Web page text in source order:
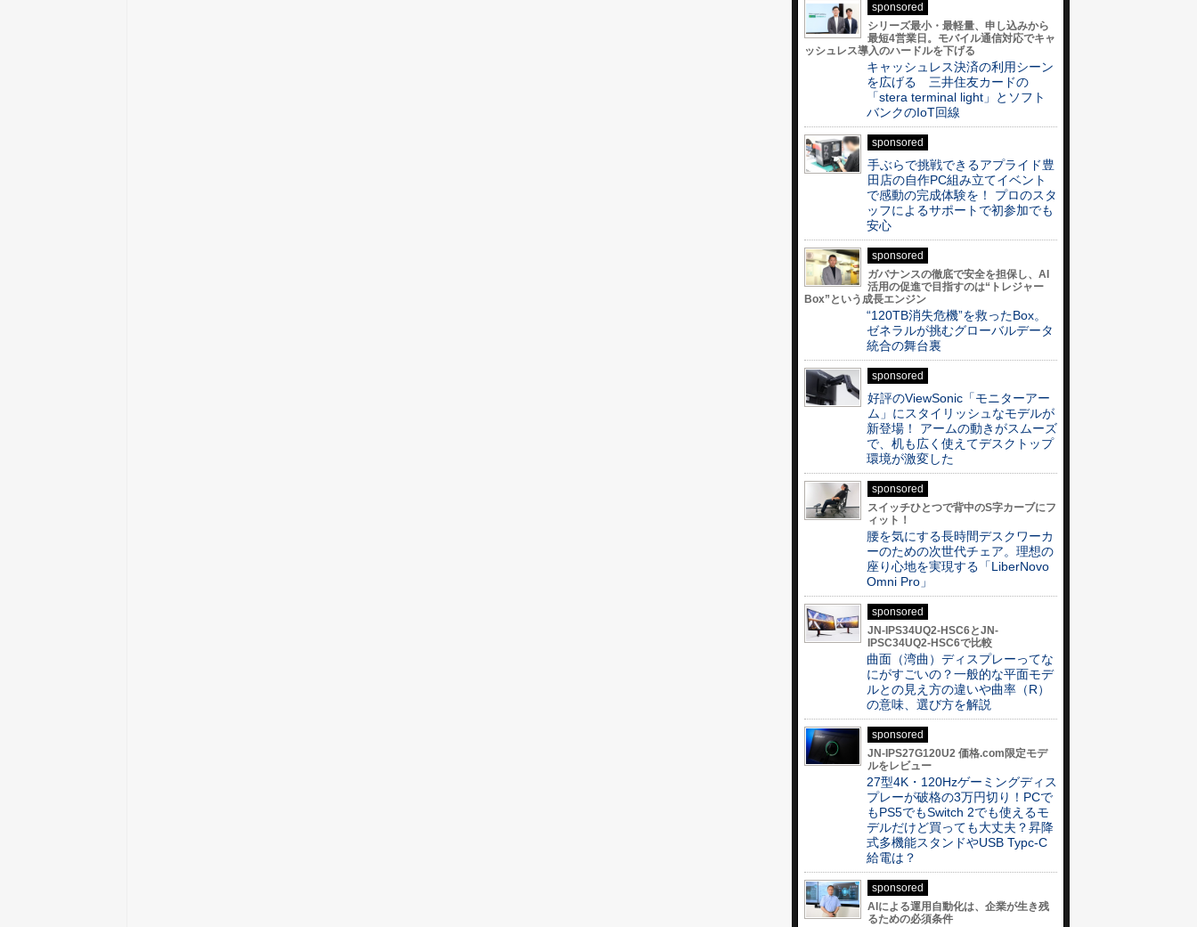
sponsored
シリーズ最小・最軽量、申し込みから
最短4営業日。モバイル通信対応でキャ
ッシュレス導入のハードルを下げる
キャッシュレス決済の利用シーン
を広げる 三井住友カードの
「stera terminal light」とソフト
バンクのIoT回線
sponsored
手ぶらで挑戦できるアプライド豊
田店の自作PC組み立てイベント
で感動の完成体験を！ プロのスタ
ッフによるサポートで初参加でも
安心
sponsored
ガバナンスの徹底で安全を担保し、AI
活用の促進で目指すのは“トレジャー
Box”という成長エンジン
“120TB消失危機”を救ったBox。
ゼネラルが挑むグローバルデータ
統合の舞台裏
sponsored
好評のViewSonic「モニターアー
ム」にスタイリッシュなモデルが
新登場！ アームの動きがスムーズ
で、机も広く使えてデスクトップ
環境が激変した
sponsored
スイッチひとつで背中のS字カーブにフ
ィット！
腰を気にする長時間デスクワーカ
ーのための次世代チェア。理想の
座り心地を実現する「LiberNovo
Omni Pro」
sponsored
JN-IPS34UQ2-HSC6とJN-
IPSC34UQ2-HSC6で比較
曲面（湾曲）ディスプレーってな
にがすごいの？一般的な平面モデ
ルとの見え方の違いや曲率（R）
の意味、選び方を解説
sponsored
JN-IPS27G120U2 価格.com限定モデ
ルをレビュー
27型4K・120Hzゲーミングディス
プレーが破格の3万円切り！PCで
もPS5でもSwitch 2でも使えるモ
デルだけど買っても大丈夫？昇降
式多機能スタンドやUSB Typc-C
給電は？
sponsored
AIによる運用自動化は、企業が生き残
るための必須条件